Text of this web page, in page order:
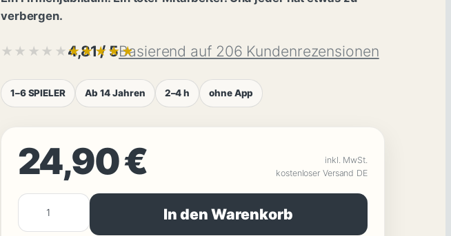
verbergen.
★★★★★★★★★★
4,81 / 5Basierend auf 206 Kundenrezensionen
1–6 SPIELER Ab 14 Jahren 2–4 h ohne App
24,90€
inkl. MwSt.
kostenloser Versand DE
MORDFALL
LÖSEN
In den Warenkorb